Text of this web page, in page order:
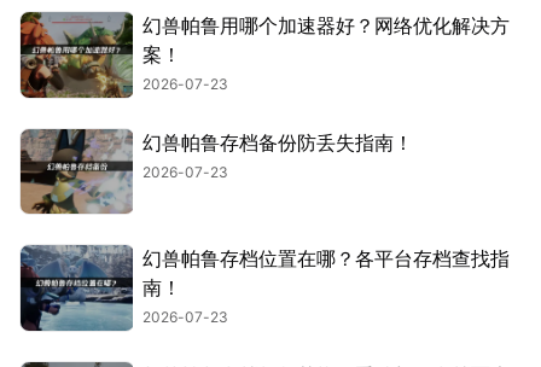
幻兽帕鲁用哪个加速器好？网络优化解决方
案！
2026-07-23
幻兽帕鲁存档备份防丢失指南！
2026-07-23
幻兽帕鲁存档位置在哪？各平台存档查找指
南！
2026-07-23